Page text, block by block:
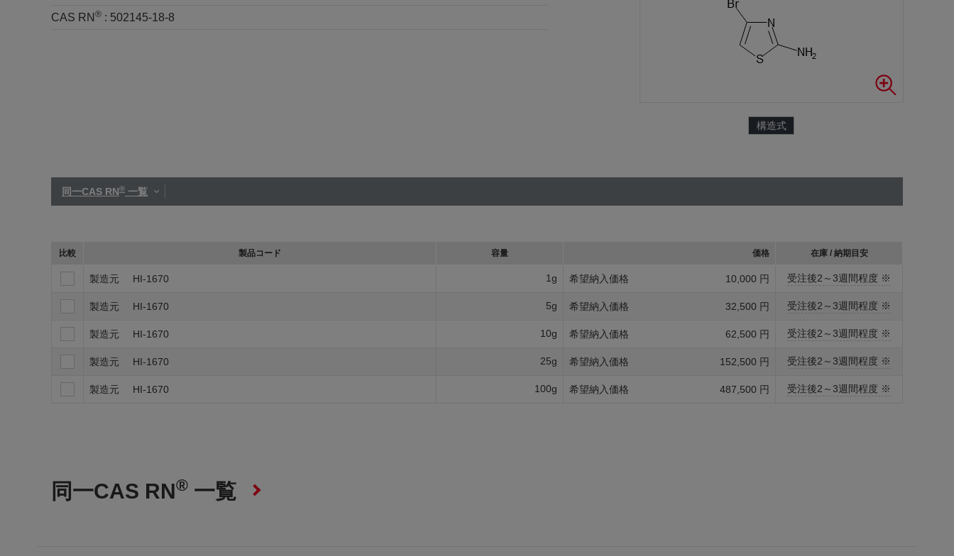
CAS RN ® : 502145-18-8
構造式
同一CAS RN® 一覧
比較 製品コード 容量 価格 在庫 / 納期目安
製造元 HI-1670 1g 希望納入価格 10,000 円 受注後2～3週間程度 ※
製造元 HI-1670 5g 希望納入価格 32,500 円 受注後2～3週間程度 ※
製造元 HI-1670 10g 希望納入価格 62,500 円 受注後2～3週間程度 ※
製造元 HI-1670 25g 希望納入価格 152,500 円 受注後2～3週間程度 ※
製造元 HI-1670 100g 希望納入価格 487,500 円 受注後2～3週間程度 ※
同一CAS RN® 一覧